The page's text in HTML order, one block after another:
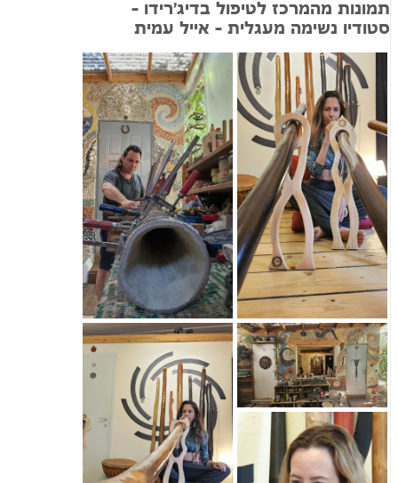
תמונות מהמרכז לטיפול בדיג'רידו –
סטודיו נשימה מעגלית – אייל עמית